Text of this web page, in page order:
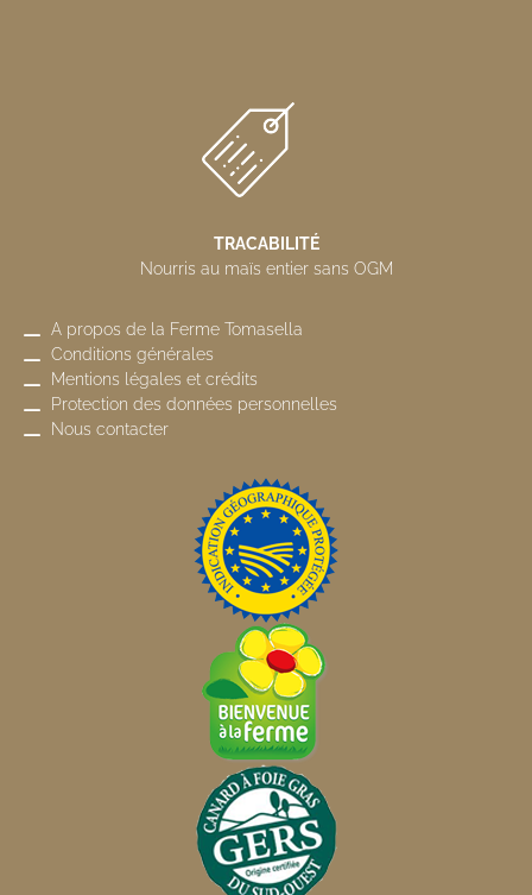
TRACABILITÉ
Nourris au maïs entier sans OGM
A propos de la Ferme Tomasella
Conditions générales
Mentions légales et crédits
Protection des données personnelles
Nous contacter